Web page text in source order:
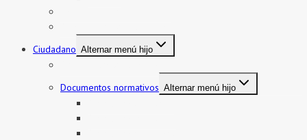
Ciudadano Alternar menú hijo
Documentos normativos Alternar menú hijo